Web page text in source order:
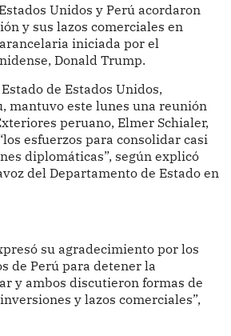
Unidos y Perú acordaron
y sus lazos comerciales en
iniciada por el
Donald Trump.
de Estados Unidos,
mantuvo este lunes una reunión
peruano, Elmer Schialer,
esfuerzos para consolidar casi
diplomáticas”, según explicó
del Departamento de Estado en
su agradecimiento por los
de Perú para detener la
y ambos discutieron formas de
y lazos comerciales”,